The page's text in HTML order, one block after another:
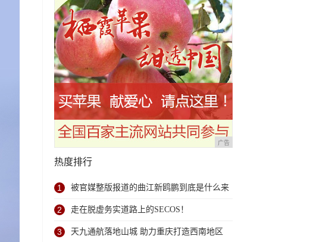
甜虐的，希望不要太虐
恋的感觉
广告
热度排行
1 被官媒整版报道的曲江新鸥鹏到底是什么来
头？
2 走在脱虚务实道路上的SECOS！
3 天九通航落地山城 助力重庆打造西南地区